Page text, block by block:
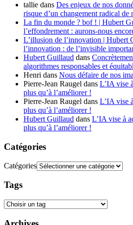
tallie dans Des enjeux de nos
risque d’un changement radical de
La fin du monde ? bof ! | Hubert
l’effondrement : aurons-nous
L’illusion de l’innovation | Hubert
l’innovation : de l’invisible
Hubert Guillaud dans
algorithmes responsables et
Henri dans Nous défaire de nos
Pierre-Jean Raugel dans L’IA vise
plus qu’à l’améliorer !
Pierre-Jean Raugel dans L’IA vise
plus qu’à l’améliorer !
Hubert Guillaud dans L’IA vise à
plus qu’à l’améliorer !
Catégories
Catégories
Tags